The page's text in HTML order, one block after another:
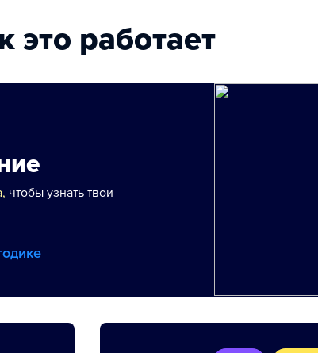
это работает
чтобы узнать твои